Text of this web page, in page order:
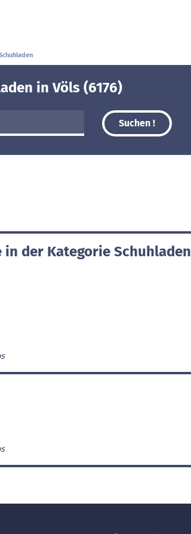
in Völs (6176)
Suchen !
in der Kategorie Schuhladen